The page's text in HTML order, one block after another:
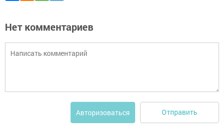
Нет комментариев
Авторизоваться Отправить